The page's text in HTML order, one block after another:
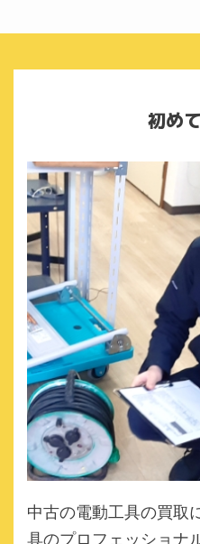
初め
中古の電動工具の買取
具のプロフェッショナ